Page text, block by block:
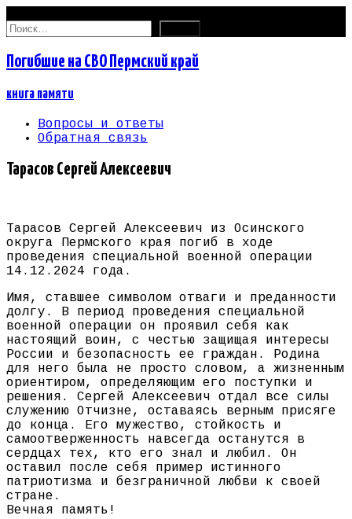
Найти:
Погибшие на СВО Пермский край
книга памяти
Вопросы и ответы
Обратная связь
Тарасов Сергей Алексеевич
Тарасов Сергей Алексеевич из Осинского
округа Пермского края погиб в ходе
проведения специальной военной операции
14.12.2024 года.
Имя, ставшее символом отваги и преданности
долгу. В период проведения специальной
военной операции он проявил себя как
настоящий воин, с честью защищая интересы
России и безопасность ее граждан. Родина
для него была не просто словом, а жизненным
ориентиром, определяющим его поступки и
решения. Сергей Алексеевич отдал все силы
служению Отчизне, оставаясь верным присяге
до конца. Его мужество, стойкость и
самоотверженность навсегда останутся в
сердцах тех, кто его знал и любил. Он
оставил после себя пример истинного
патриотизма и безграничной любви к своей
стране.
Вечная память!